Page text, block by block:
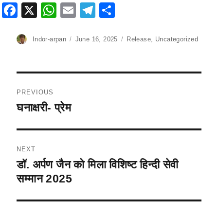
F
c
b
o
o
X
W
at
A
p
E
ai
T
e
a
ar
Author
Indor-arpan
Posted
June 16, 2025 Categories
Release Uncategorized
navigation
PREVIOUS
Previous
घनाक्षरी- प्रेम
NEXT
Next
post:
डॉ. अर्पण जैन को मिला विशिष्ट हिन्दी सेवी
सम्मान 2025